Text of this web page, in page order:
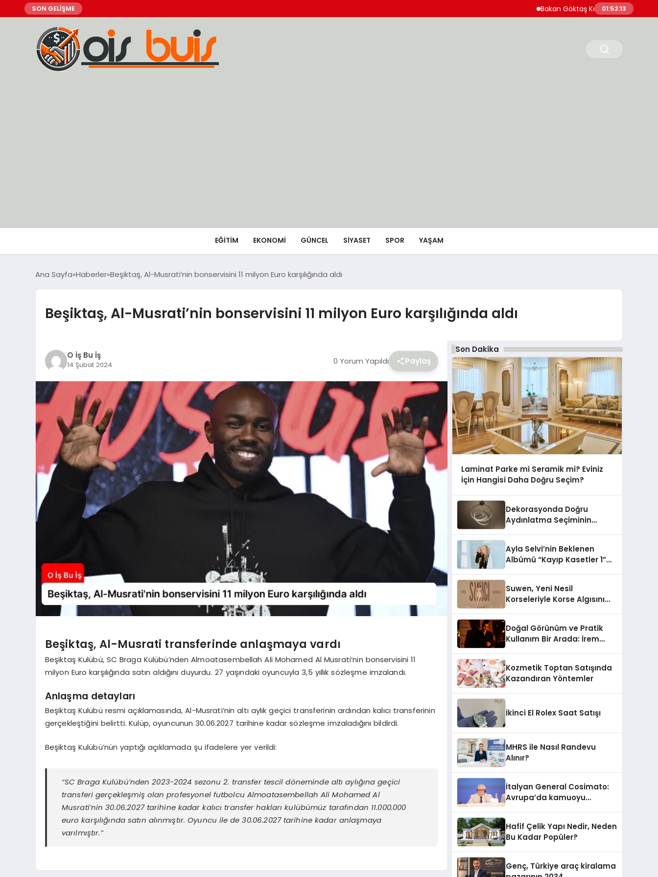
SON GELİŞME Bakan Göktaş Kadın Kooperatiflerine
01:52:14
EĞİTİM EKONOMİ GÜNCEL SIYASET SPOR YAŞAM
Ana Sayfa Haberler Beşiktaş, Al-Musrati’nin bonservisini 11 milyon Euro karşılığında aldı
Beşiktaş, Al-Musrati’nin bonservisini 11 milyon Euro karşılığında aldı
O İş Bu İş
14 Şubat 2024 0 Yorum Yapıldı Paylaş
Beşiktaş, Al-Musrati transferinde anlaşmaya vardı
Beşiktaş Kulübü, SC Braga Kulübü’nden Almoatasembellah Ali Mohamed Al Musrati’nin bonservisini 11
milyon Euro karşılığında satın aldığını duyurdu. 27 yaşındaki oyuncuyla 3,5 yıllık sözleşme imzalandı.
Anlaşma detayları
Beşiktaş Kulübü resmi açıklamasında, Al-Musrati’nin altı aylık geçici transferinin ardından kalıcı transferinin
gerçekleştiğini belirtti. Kulüp, oyuncunun 30.06.2027 tarihine kadar sözleşme imzaladığını bildirdi.
Beşiktaş Kulübü’nün yaptığı açıklamada şu ifadelere yer verildi:
“SC Braga Kulübü’nden 2023-2024 sezonu 2. transfer tescil döneminde altı aylığına geçici
transferi gerçekleşmiş olan profesyonel futbolcu Almoatasembellah Ali Mohamed Al
Musrati’nin 30.06.2027 tarihine kadar kalıcı transfer hakları kulübümüz tarafından 11.000.000
euro karşılığında satın alınmıştır. Oyuncu ile de 30.06.2027 tarihine kadar anlaşmaya
varılmıştır.”
Son Dakika
Laminat Parke mi Seramik mi? Eviniz
İçin Hangisi Daha Doğru Seçim?
Dekorasyonda Doğru
Aydınlatma Seçiminin
Ayla Selvi’nin Beklenen
Albümü “Kayıp Kasetler 1”
Suwen, Yeni Nesil
Korseleriyle Korse Algısını
Doğal Görünüm ve Pratik
Kullanım Bir Arada: İrem
Kozmetik Toptan Satışında
Kazandıran Yöntemler
İkinci El Rolex Saat Satışı
MHRS ile Nasıl Randevu
Alınır?
İtalyan General Cosimato:
Avrupa’da kamuoyu
Hafif Çelik Yapı Nedir, Neden
Bu Kadar Popüler?
Genç, Türkiye araç kiralama